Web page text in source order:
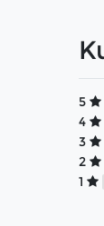
5
4
3
2
1